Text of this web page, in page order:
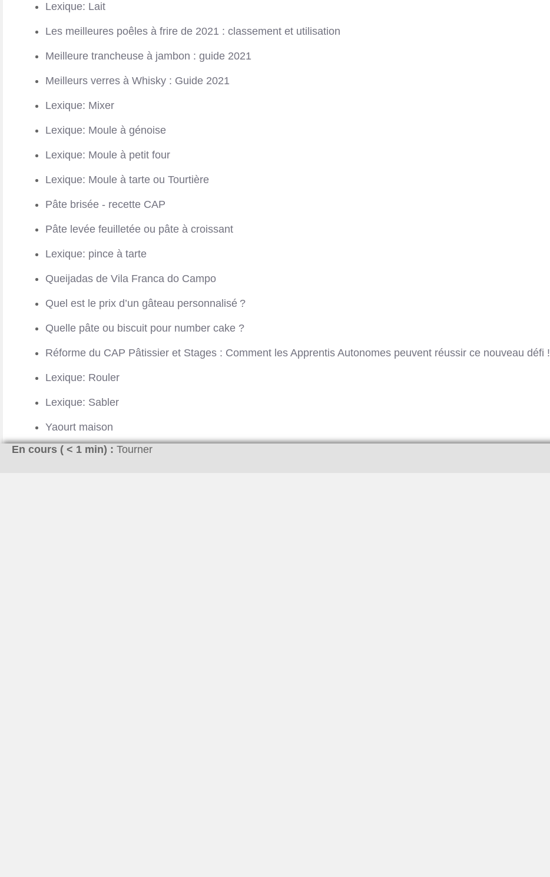
Lexique: Lait
Les meilleures poêles à frire de 2021 : classement et utilisation
Meilleure trancheuse à jambon : guide 2021
Meilleurs verres à Whisky : Guide 2021
Lexique: Mixer
Lexique: Moule à génoise
Lexique: Moule à petit four
Lexique: Moule à tarte ou Tourtière
Pâte brisée - recette CAP
Pâte levée feuilletée ou pâte à croissant
Lexique: pince à tarte
Queijadas de Vila Franca do Campo
Quel est le prix d’un gâteau personnalisé ?
Quelle pâte ou biscuit pour number cake ?
Réforme du CAP Pâtissier et Stages : Comment les Apprentis Autonomes peuvent réussir ce nouveau défi !
Lexique: Rouler
Lexique: Sabler
Yaourt maison
En cours ( < 1 min) : Tourner